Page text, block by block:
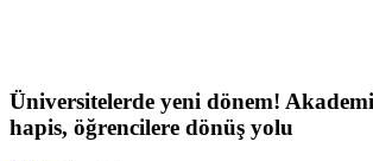
Üniversitelerde yeni dönem!
hapis, öğrencilere dönüş yolu